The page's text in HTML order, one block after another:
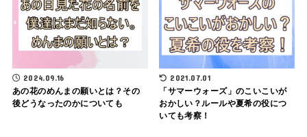
2024.09.16
あの花のめんまの願いとは？その
後どうなったのかについても
2021.07.01
「サマーウォーズ」のこいこいが
おかしい？ルールや夏希の役につ
いても考察！